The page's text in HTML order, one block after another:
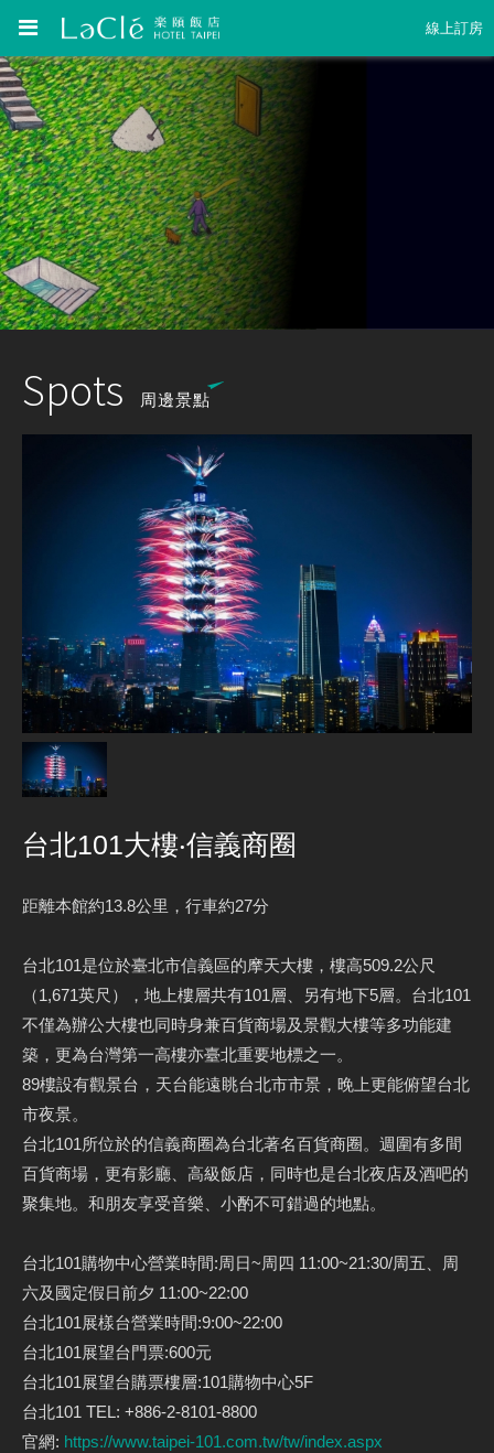
線上訂房
Spots 周邊景點
台北101大樓‧信義商圈
距離本館約13.8公里，行車約27分
台北101是位於臺北市信義區的摩天大樓，樓高509.2公尺
（1,671英尺），地上樓層共有101層、另有地下5層。台北101
不僅為辦公大樓也同時身兼百貨商場及景觀大樓等多功能建
築，更為台灣第一高樓亦臺北重要地標之一。
89樓設有觀景台，天台能遠眺台北市市景，晚上更能俯望台北
市夜景。
台北101所位於的信義商圈為台北著名百貨商圈。週圍有多間
百貨商場，更有影廳、高級飯店，同時也是台北夜店及酒吧的
聚集地。和朋友享受音樂、小酌不可錯過的地點。
台北101購物中心營業時間:周日~周四 11:00~21:30/周五、周
六及國定假日前夕 11:00~22:00
台北101展樣台營業時間:9:00~22:00
台北101展望台門票:600元
台北101展望台購票樓層:101購物中心5F
台北101 TEL: +886-2-8101-8800
官網: https://www.taipei-101.com.tw/tw/index.aspx